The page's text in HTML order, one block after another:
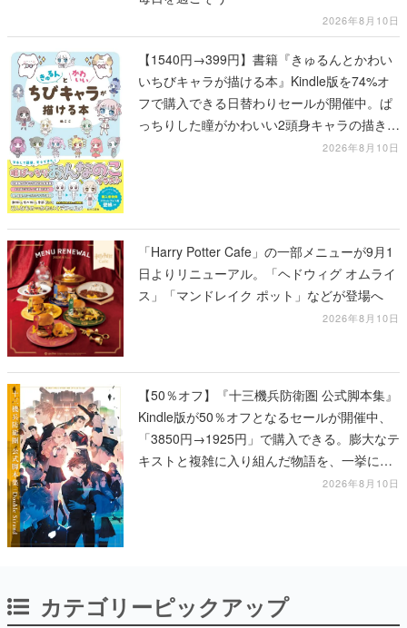
2026年8月10日
【1540円→399円】書籍『きゅるんとかわい
いちびキャラが描ける本』Kindle版を74%オ
フで購入できる日替わりセールが開催中。ぱ
っちりした瞳がかわいい2頭身キャラの描き方
2026年8月10日
「Harry Potter Cafe」の一部メニューが9月1
日よりリニューアル。「ヘドウィグ オムライ
ス」「マンドレイク ポット」などが登場へ
2026年8月10日
【50％オフ】『十三機兵防衛圏 公式脚本集』
Kindle版が50％オフとなるセールが開催中、
「3850円→1925円」で購入できる。膨大なテ
キストと複雑に入り組んだ物語を、一挙に再
2026年8月10日
カテゴリーピックアップ